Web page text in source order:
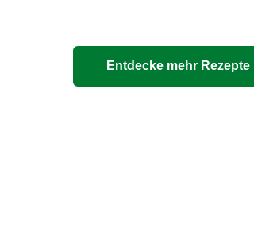
Entdecke mehr Rezepte
transparent wie die Verpackung -